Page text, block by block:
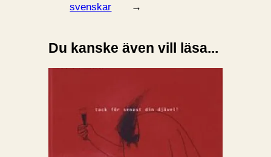
svenskar
→
Du kanske även vill läsa...